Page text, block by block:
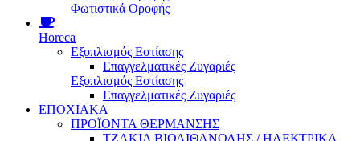
Φωτιστικά Οροφής
Horeca
Εξοπλισμός Εστίασης
Επαγγελματικές Ζυγαριές
Εξοπλισμός Εστίασης
Επαγγελματικές Ζυγαριές
ΕΠΟΧΙΑΚΑ
ΠΡΟΪΟΝΤΑ ΘΕΡΜΑΝΣΗΣ
ΤΖΑΚΙΑ ΒΙΟΑΙΘΑΝΟΛΗΣ / ΗΛΕΚΤΡΙΚΑ